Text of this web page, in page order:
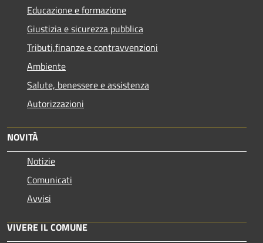
Educazione e formazione
Giustizia e sicurezza pubblica
Tributi,finanze e contravvenzioni
Ambiente
Salute, benessere e assistenza
Autorizzazioni
NOVITÀ
Notizie
Comunicati
Avvisi
VIVERE IL COMUNE